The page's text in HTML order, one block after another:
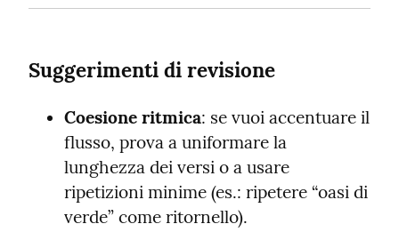
Suggerimenti di revisione
Coesione ritmica: se vuoi accentuare il
flusso, prova a uniformare la
lunghezza dei versi o a usare
ripetizioni minime (es.: ripetere “oasi di
verde” come ritornello).